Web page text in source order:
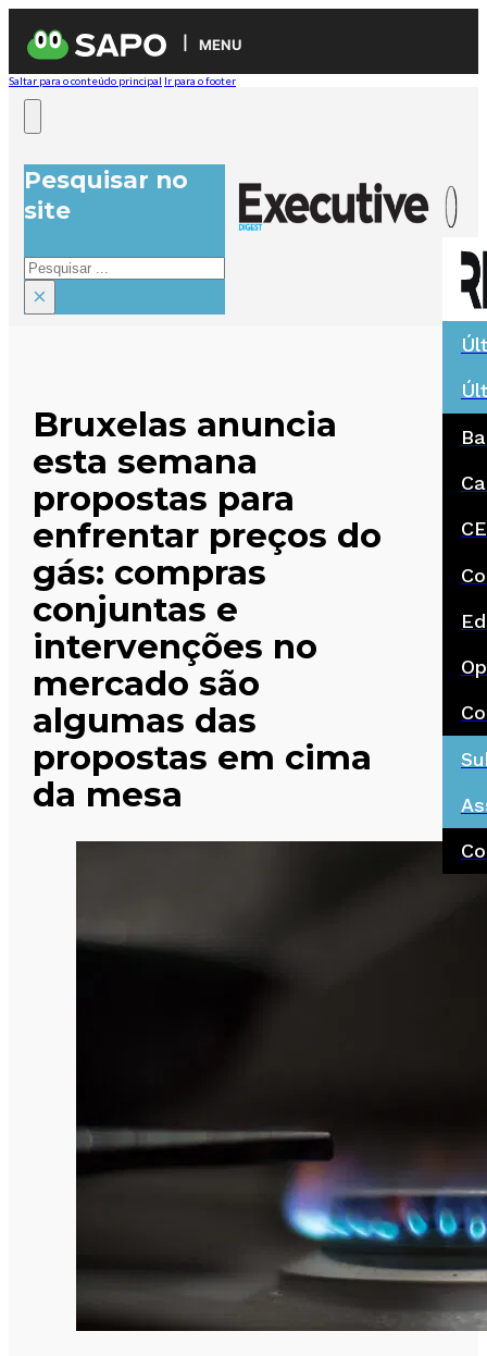
MENU
Saltar para o conteúdo principal Ir para o footer
Pesquisar no
site
Pesquisar
×
Bruxelas anuncia
esta semana
propostas para
enfrentar preços do
gás: compras
conjuntas e
intervenções no
mercado são
algumas das
propostas em cima
da mesa